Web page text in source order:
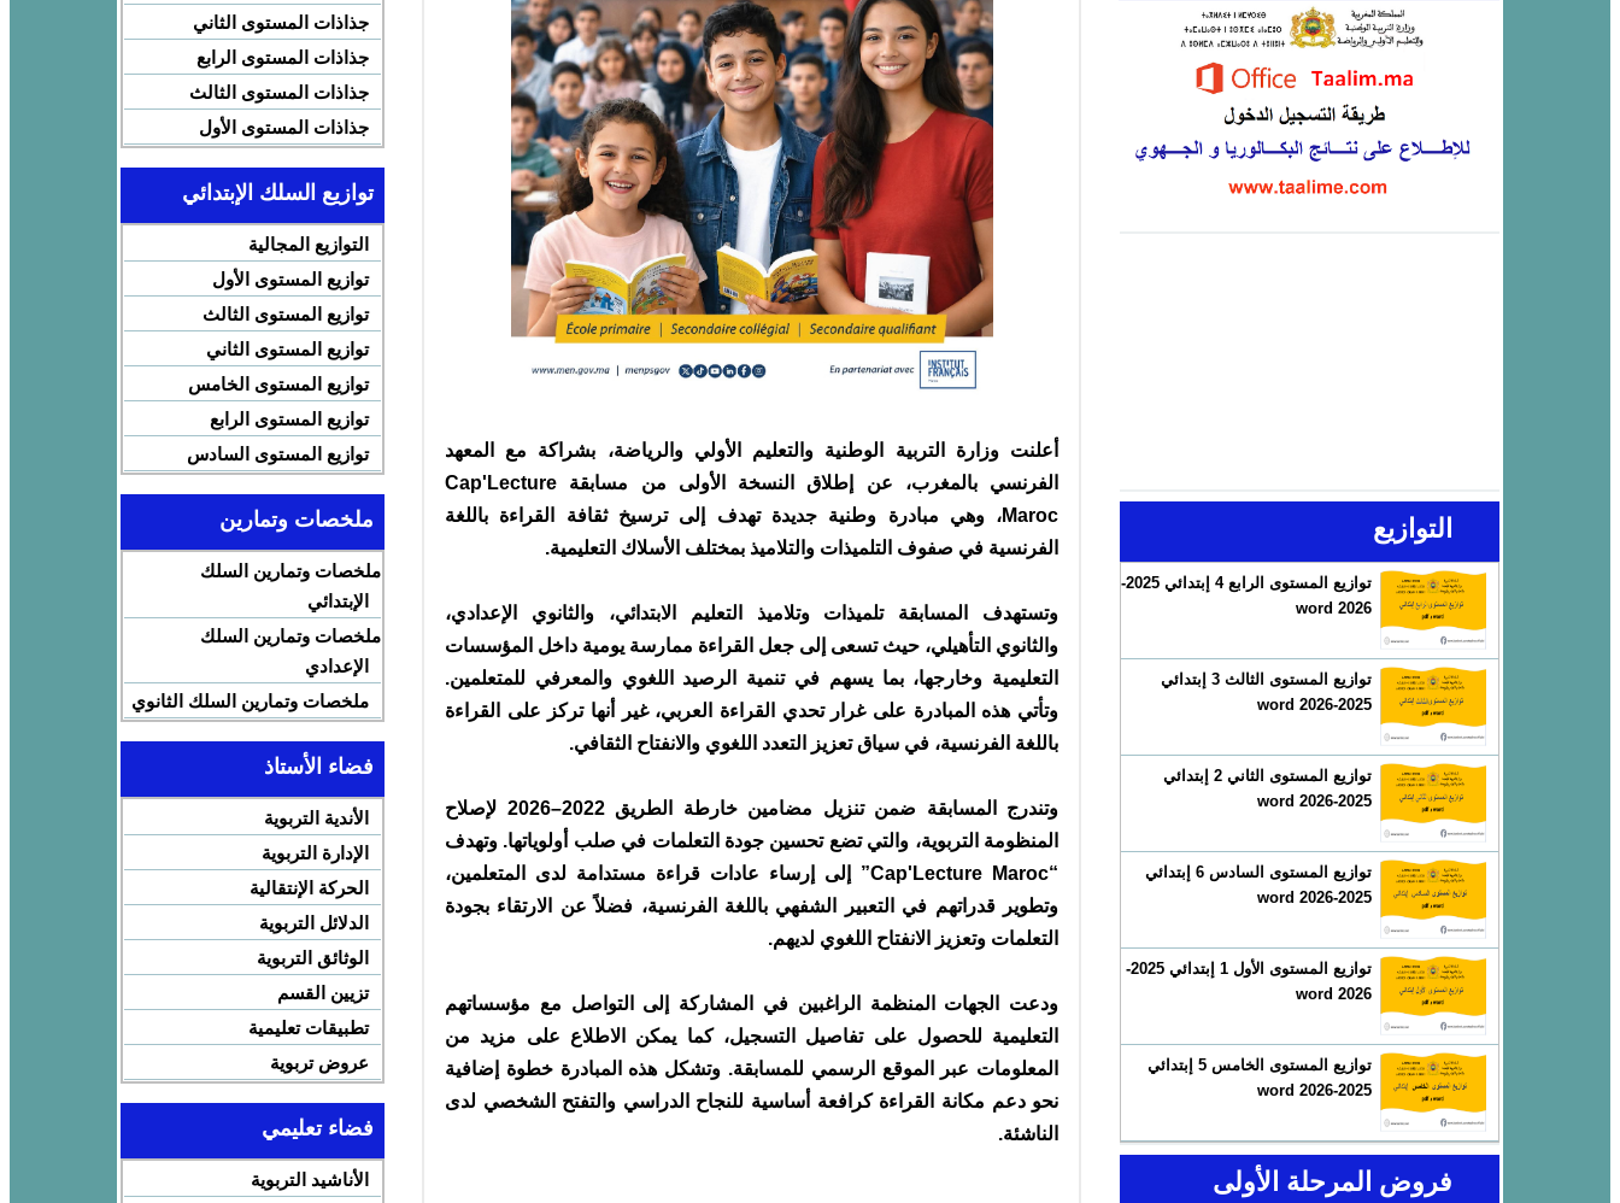
أعلنت وزارة التربية الوطنية والتعليم الأولي والرياضة، بشراكة مع المعهد
الفرنسي بالمغرب، عن إطلاق النسخة الأولى من مسابقة Cap'Lecture
Maroc، وهي مبادرة وطنية جديدة تهدف إلى ترسيخ ثقافة القراءة باللغة
الفرنسية في صفوف التلميذات والتلاميذ بمختلف الأسلاك التعليمية.
وتستهدف المسابقة تلميذات وتلاميذ التعليم الابتدائي، والثانوي الإعدادي،
والثانوي التأهيلي، حيث تسعى إلى جعل القراءة ممارسة يومية داخل المؤسسات
التعليمية وخارجها، بما يسهم في تنمية الرصيد اللغوي والمعرفي للمتعلمين.
وتأتي هذه المبادرة على غرار تحدي القراءة العربي، غير أنها تركز على القراءة
باللغة الفرنسية، في سياق تعزيز التعدد اللغوي والانفتاح الثقافي.
وتندرج المسابقة ضمن تنزيل مضامين خارطة الطريق 2022–2026 لإصلاح
المنظومة التربوية، والتي تضع تحسين جودة التعلمات في صلب أولوياتها. وتهدف
“Cap'Lecture Maroc” إلى إرساء عادات قراءة مستدامة لدى المتعلمين،
وتطوير قدراتهم في التعبير الشفهي باللغة الفرنسية، فضلاً عن الارتقاء بجودة
التعلمات وتعزيز الانفتاح اللغوي لديهم.
ودعت الجهات المنظمة الراغبين في المشاركة إلى التواصل مع مؤسساتهم
التعليمية للحصول على تفاصيل التسجيل، كما يمكن الاطلاع على مزيد من
المعلومات عبر الموقع الرسمي للمسابقة. وتشكل هذه المبادرة خطوة إضافية
نحو دعم مكانة القراءة كرافعة أساسية للنجاح الدراسي والتفتح الشخصي لدى
الناشئة.
التوازيع
توازيع المستوى الرابع 4 إبتدائي 2025-
2026 word
توازيع المستوى الثالث 3 إبتدائي
2025-2026 word
توازيع المستوى الثاني 2 إبتدائي
2025-2026 word
توازيع المستوى السادس 6 إبتدائي
2025-2026 word
توازيع المستوى الأول 1 إبتدائي 2025-
2026 word
توازيع المستوى الخامس 5 إبتدائي
2025-2026 word
فروض المرحلة الأولى
جذاذات المستوى الثاني
جذاذات المستوى الرابع
جذاذات المستوى الثالث
جذاذات المستوى الأول
توازيع السلك الإبتدائي
التوازيع المجالية
توازيع المستوى الأول
توازيع المستوى الثالث
توازيع المستوى الثاني
توازيع المستوى الخامس
توازيع المستوى الرابع
توازيع المستوى السادس
ملخصات وتمارين
ملخصات وتمارين السلك
الإبتدائي
ملخصات وتمارين السلك
الإعدادي
ملخصات وتمارين السلك الثانوي
فضاء الأستاذ
الأندية التربوية
الإدارة التربوية
الحركة الإنتقالية
الدلائل التربوية
الوثائق التربوية
تزيين القسم
تطبيقات تعليمية
عروض تربوية
فضاء تعليمي
الأناشيد التربوية